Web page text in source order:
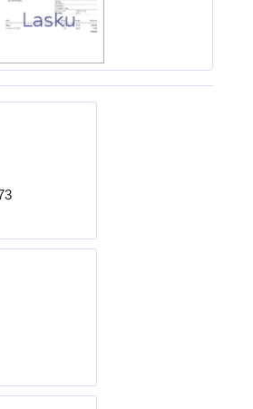
TI KAPTAIN 3X
7557 TI Kolmihaa...